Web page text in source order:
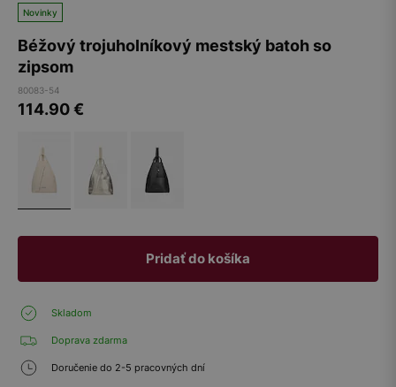
Novinky
Béžový trojuholníkový mestský batoh so
zipsom
80083-54
114.90€
Pridať do košíka
Skladom
Doprava zdarma
Doručenie do 2-5 pracovných dní